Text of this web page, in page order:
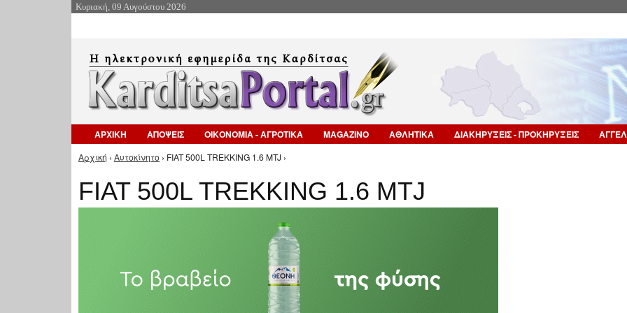
Κυριακή, 09 Αυγούστου 2026
ΑΡΧΙΚΗ ΑΠΟΨΕΙΣ ΟΙΚΟΝΟΜΙΑ - ΑΓΡΟΤΙΚΑ MAGAZINO ΑΘΛΗΤΙΚΑ ΔΙΑΚΗΡΥΞΕΙΣ - ΠΡΟΚΗΡΥΞΕΙΣ
Είστε εδώ
Αρχική › Αυτοκίνητο › FIAT 500L TREKKING 1.6 MTJ ›
FIAT 500L TREKKING 1.6 MTJ